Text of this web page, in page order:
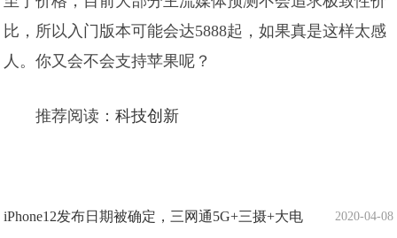
比，所以入门版本可能会达5888起，如果真是这样太感
人。你又会不会支持苹果呢？
推荐阅读：科技创新
2020-04-08
iPhone12发布日期被确定，三网通5G+三摄+大电